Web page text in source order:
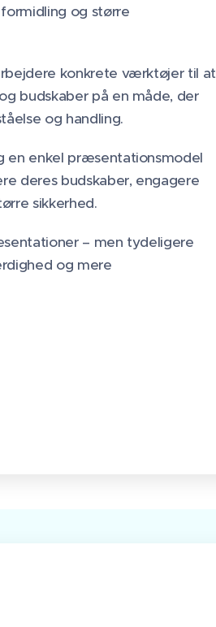
og større
konkrete værktøjer til at
budskaber på en måde, der
og handling.
en enkel præsentationsmodel
deres budskaber, engagere
sikkerhed.
– men tydeligere
og mere